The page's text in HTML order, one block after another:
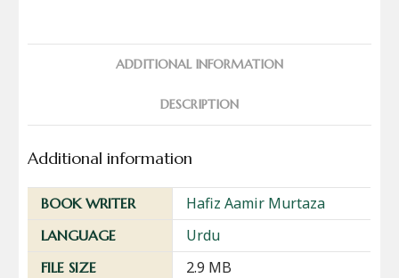
ADDITIONAL INFORMATION
DESCRIPTION
Additional information
BOOK WRITER Hafiz Aamir Murtaza
LANGUAGE Urdu
FILE SIZE 2.9 MB